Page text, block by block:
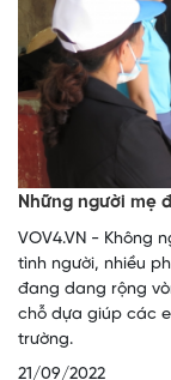
Những người mẹ
VOV4.VN - Không
tình người, nhiều
đang dang rộng
chỗ dựa giúp các
trường.
21/09/2022